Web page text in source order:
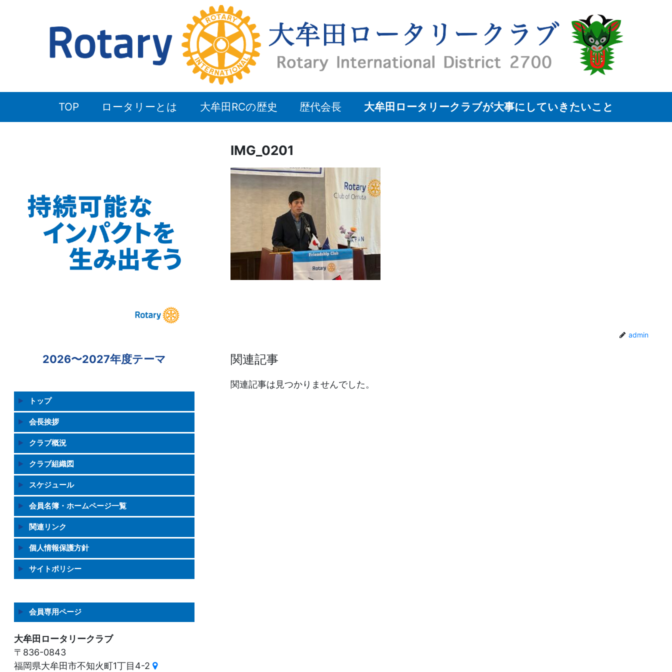
TOP ロータリーとは 大牟田RCの歴史 歴代会長 大牟田ロータリークラブが大事にしていきたいこと
IMG_0201
admin
関連記事
関連記事は見つかりませんでした。
2026〜2027年度テーマ
トップ
会長挨拶
クラブ概況
クラブ組織図
スケジュール
会員名簿・ホームページ一覧
関連リンク
個人情報保護方針
サイトポリシー
会員専用ページ
大牟田ロータリークラブ
〒836-0843
福岡県大牟田市不知火町1丁目4-2